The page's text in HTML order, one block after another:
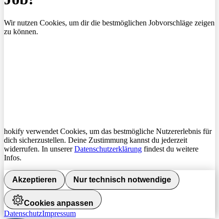
Wir nutzen Cookies, um dir die bestmöglichen Jobvorschläge zeigen
zu können.
hokify verwendet Cookies, um das bestmögliche Nutzererlebnis für
dich sicherzustellen. Deine Zustimmung kannst du jederzeit
widerrufen. In unsererDatenschutzerklärung findest du weitere
Infos.
Akzeptieren Nur technisch notwendige
Cookies anpassen
DatenschutzImpressum